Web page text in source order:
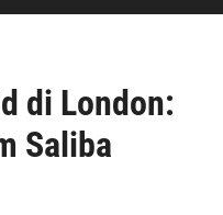
di London:
Saliba